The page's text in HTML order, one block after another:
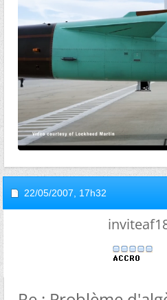
22/05/2007, 17h32